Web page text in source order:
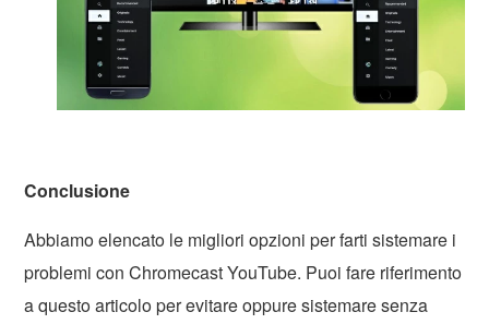
Conclusione
Abbiamo elencato le migliori opzioni per farti sistemare i
problemi con Chromecast YouTube. Puoi fare riferimento
a questo articolo per evitare oppure sistemare senza